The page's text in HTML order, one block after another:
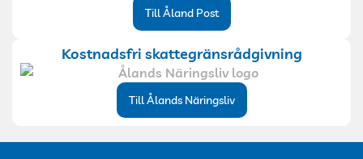
Till Åland Post
Kostnadsfri skattegränsrådgivning
Till Ålands Näringsliv